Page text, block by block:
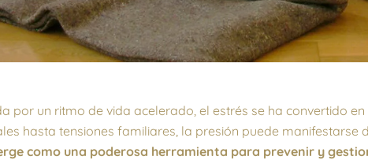
por un ritmo de vida acelerado, el estrés se ha convertido
hasta tensiones familiares, la presión puede manifestarse
como una poderosa herramienta para prevenir y